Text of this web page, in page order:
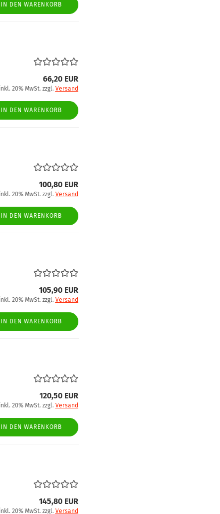
IN DEN WARENKORB
66,20 EUR
inkl. 20% MwSt. zzgl. Versand
IN DEN WARENKORB
100,80 EUR
inkl. 20% MwSt. zzgl. Versand
IN DEN WARENKORB
105,90 EUR
inkl. 20% MwSt. zzgl. Versand
IN DEN WARENKORB
120,50 EUR
inkl. 20% MwSt. zzgl. Versand
IN DEN WARENKORB
145,80 EUR
inkl. 20% MwSt. zzgl. Versand